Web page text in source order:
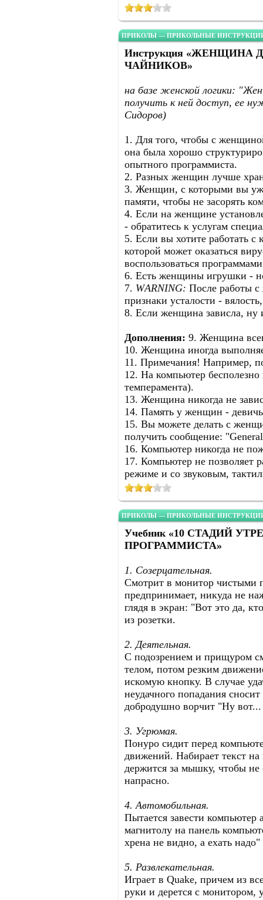
ПРИКОЛЫ — ПРИКОЛЬНЫЕ
Инструкция «ЖЕНЩИНА
ЧАЙНИКОВ»
на базе женской логики:
получить к ней доступ, ее
Сидоров)
1. Для того, чтобы с
она была хорошо
опытного программиста.
2. Разных женщин лучше
3. Женщин, с которыми вы
памяти, чтобы не засорять
4. Если на женщине
- обратитесь к услугам
5. Если вы хотите работать
которой может оказаться
воспользоваться
6. Есть женщины игрушки -
7. WАRNING: После работы
признаки усталости -
8. Если женщина зависла, ну
Дополнения: 9. Женщина
10. Женщина иногда
11. Примечания! Например,
12. На компьютер
темперамента).
13. Женщина никогда не
14. Память у женщин -
15. Вы можете делать с
получить сообщение:
16. Компьютер никогда не
17. Компьютер не позволяет
режиме и со звуковым,
ПРИКОЛЫ — ПРИКОЛЬНЫЕ
Учебник «10 СТАДИЙ
ПРОГРАММИСТА»
1. Созерцательная.
Смотрит в монитор чистыми
предпринимает, никуда не
глядя в экран: "Вот это да,
из розетки.
2. Деятельная.
С подозрением и прищуром
телом, потом резким
искомую кнопку. В случае
неудачного попадания
добродушно ворчит "Ну вот...
3. Угрюмая.
Понуро сидит перед
движений. Набирает текст
держится за мышку, чтобы не
напрасно.
4. Автомобильная.
Пытается завести
магнитолу на панель
хрена не видно, а ехать надо"
5. Развлекательная.
Играет в Quаkе, причем из
руки и дерется с монитором,